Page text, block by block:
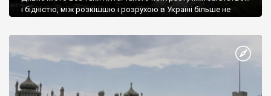
і бідністю, між розкішшю і розрухою в Україні більше не